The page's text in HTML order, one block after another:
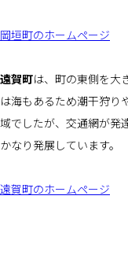
岡垣町のホームページ
遠賀町は、町の東側を大
は海もあるため潮干狩り
域でしたが、交通網が発
かなり発展しています。
遠賀町のホームページ